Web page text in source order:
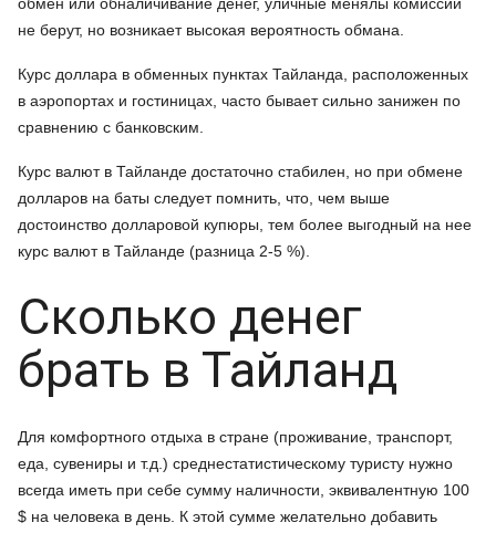
не берут, но возникает высокая вероятность обмана.
Курс доллара в обменных пунктах Тайланда, расположенных
в аэропортах и гостиницах, часто бывает сильно занижен по
сравнению с банковским.
Курс валют в Тайланде достаточно стабилен, но при обмене
долларов на баты следует помнить, что, чем выше
достоинство долларовой купюры, тем более выгодный на нее
курс валют в Тайланде (разница 2-5 %).
Сколько денег
брать в Тайланд
Для комфортного отдыха в стране (проживание, транспорт,
еда, сувениры и т.д.) среднестатистическому туристу нужно
всегда иметь при себе сумму наличности, эквивалентную 100
$ на человека в день. К этой сумме желательно добавить